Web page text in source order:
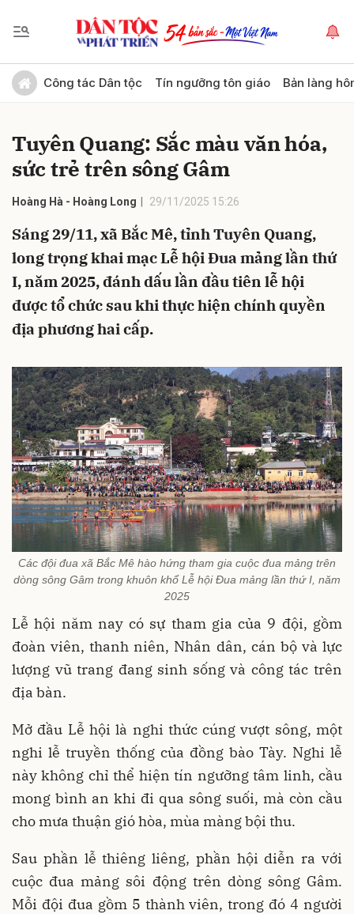
Công tác Dân tộc Tín ngưỡng tôn giáo Bản làng
Tuyên Quang: Sắc màu văn hóa,
sức trẻ trên sông Gâm
Hoàng Hà - Hoàng Long 29/11/2025 15:26
Sáng 29/11, xã Bắc Mê, tỉnh Tuyên Quang,
long trọng khai mạc Lễ hội Đua mảng lần thứ
I, năm 2025, đánh dấu lần đầu tiên lễ hội
được tổ chức sau khi thực hiện chính quyền
địa phương hai cấp.
Các đội đua xã Bắc Mê hào hứng tham gia cuộc đua mảng trên
dòng sông Gâm trong khuôn khổ Lễ hội Đua mảng lần thứ I, năm
2025
Lễ hội năm nay có sự tham gia của 9 đội, gồm
đoàn viên, thanh niên, Nhân dân, cán bộ và lực
lượng vũ trang đang sinh sống và công tác trên
địa bàn.
Mở đầu Lễ hội là nghi thức cúng vượt sông, một
nghi lễ truyền thống của đồng bào Tày. Nghi lễ
này không chỉ thể hiện tín ngưỡng tâm linh, cầu
mong bình an khi đi qua sông suối, mà còn cầu
cho mưa thuận gió hòa, mùa màng bội thu.
Sau phần lễ thiêng liêng, phần hội diễn ra với
cuộc đua mảng sôi động trên dòng sông Gâm.
Mỗi đội đua gồm 5 thành viên, trong đó 4 người
Gửi bình luận
Hủy Gửi